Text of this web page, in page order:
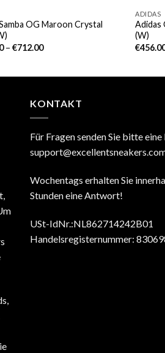
OG Maroon Crystal
–€712.00
ADIDAS
Adidas
(W)
€
KONTAKT
Für Fragen senden Sie bitte
Wochentags erhalten Sie
Stunden eine Antwort!
USt-IdNr.:NL862714242B01
Handelsregisternummer: